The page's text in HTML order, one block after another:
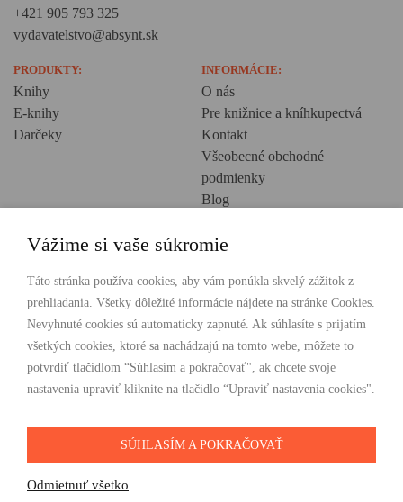
+421 905 793 325
vydavatelstvo@absynt.sk
PRODUKTY:
Knihy
E-knihy
Darčeky
INFORMÁCIE:
O nás
Pre knižnice a kníhkupectvá
Kontakt
Všeobecné obchodné
podmienky
Blog
Creative Europe
POHODLNÉ NAKUPOVANIE
Odosielame ihneď nasledujúci pracovný deň
Doprava zdarma už od 49 €
SLEDUJTE NÁS
Vážime si vaše súkromie
Táto stránka používa cookies, aby vám ponúkla skvelý zážitok z
prehliadania. Všetky dôležité informácie nájdete na stránke Cookies.
Nevyhnuté cookies sú automaticky zapnuté. Ak súhlasíte s prijatím
všetkých cookies, ktoré sa nachádzajú na tomto webe, môžete to
potvrdiť tlačidlom “Súhlasím a pokračovať", ak chcete svoje
nastavenia upraviť kliknite na tlačidlo “Upraviť nastavenia cookies".
SÚHLASÍM A POKRAČOVAŤ
Odmietnuť všetko